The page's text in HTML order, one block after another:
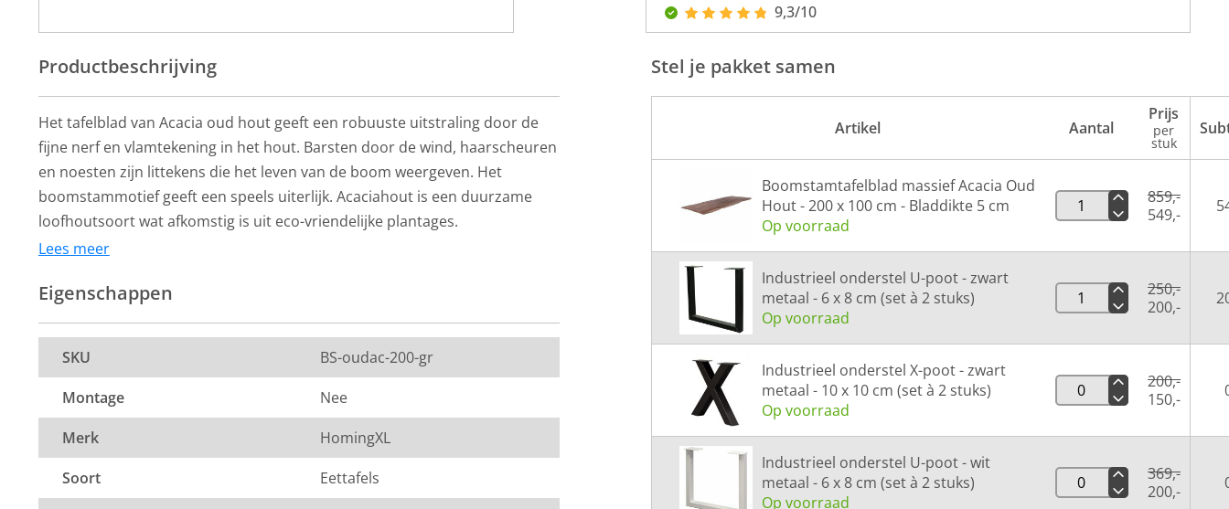
9,3/10
Productbeschrijving
Het tafelblad van Acacia oud hout geeft een robuuste uitstraling door de
fijne nerf en vlamtekening in het hout. Barsten door de wind, haarscheuren
en noesten zijn littekens die het leven van de boom weergeven. Het
boomstammotief geeft een speels uiterlijk. Acaciahout is een duurzame
loofhoutsoort wat afkomstig is uit eco-vriendelijke plantages.
De tafelbladen van Acacia zijn onbehandeld. Wij adviseren om bij aankoop
schaffen. Natural Wood Sealer is een watergedragen kleurloze
impregneerolie voor alle onbehandelde houtsoorten. De natuurlijke
uitstraling blijft na behandeling nagenoeg behouden.
De tafelbladen zijn circa 100 cm breed en zijn verkrijgbaar in diverse
lengtes. Het blad heeft een dikte van circa 5 cm. De poten zijn verkrijgbaar
in de modellen X, U of Matrix en in de kleuren blank staal of gepoedercoat
zwart en wit. Je kunt hierboven een keuze maken.
Dit product valt onder de categorieeettafels. Bij ons profiteer je altijd van
Lees meer
Eigenschappen
SKU
BS-oudac-200-gr
Montage
Nee
Merk
HomingXL
Soort
Eettafels
Stel je pakket samen
Artikel Aantal
Prijs
per
stuk
Boomstamtafelblad massief Acacia Oud
Hout - 200 x 100 cm - Bladdikte 5 cm
Op voorraad
859,-
549,-
Industrieel onderstel U-poot - zwart
metaal - 6 x 8 cm (set à 2 stuks)
Op voorraad
250,-
200,-
Industrieel onderstel X-poot - zwart
metaal - 10 x 10 cm (set à 2 stuks)
Op voorraad
200,-
150,-
Industrieel onderstel U-poot - wit
metaal - 6 x 8 cm (set à 2 stuks)
Op voorraad
369,-
200,-